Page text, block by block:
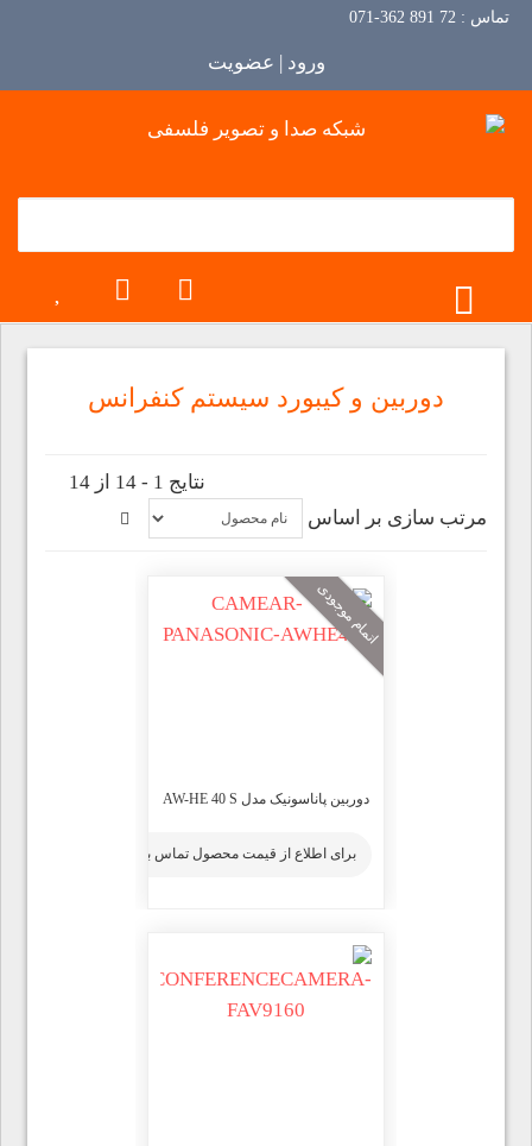
تماس : 72 891 362-071
ورود | عضویت
TOGGLE MENU
دوربین و کیبورد سیستم کنفرانس
نتایج 1 - 14 از 14
مرتب سازی بر اساس
اتمام موجودی
دوربین پاناسونیک مدل AW-HE 40 S
برای اطلاع از قیمت محصول تماس بگیرید